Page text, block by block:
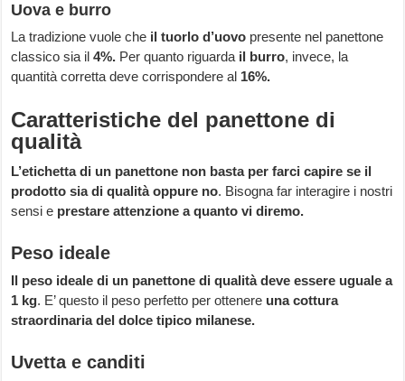
Uova e burro
La tradizione vuole che il tuorlo d’uovo presente nel panettone
classico sia il 4%. Per quanto riguarda il burro, invece, la
quantità corretta deve corrispondere al 16%.
Caratteristiche del panettone di
qualità
L’etichetta di un panettone non basta per farci capire se il
prodotto sia di qualità oppure no. Bisogna far interagire i nostri
sensi e prestare attenzione a quanto vi diremo.
Peso ideale
Il peso ideale di un panettone di qualità deve essere uguale a
1 kg. E’ questo il peso perfetto per ottenere una cottura
straordinaria del dolce tipico milanese.
Uvetta e canditi